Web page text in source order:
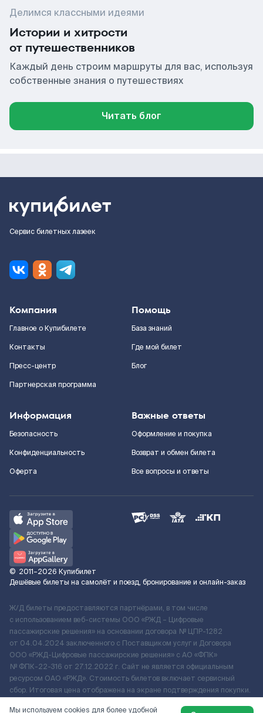
Делимся классными идеями
Истории и хитрости
от путешественников
Каждый день строим маршруты для вас, используя
собственные знания о путешествиях
Читать блог
Сервис билетных лазеек
Компания
Главное о Купибилете
Контакты
Пресс-центр
Партнерская программа
Помощь
База знаний
Где мой билет
Блог
Информация
Безопасность
Конфиденциальность
Оферта
Важные ответы
Оформление и покупка
Возврат и обмен билета
Все вопросы и ответы
© 2011–2026 Купибилет
Дешёвые билеты на самолёт и поезд, бронирование и онлайн-заказ
Ж/Д билеты предоставляются партнёрами, в том числе
с использованием веб-системы ООО «РЖД – Цифровые
пассажирские решения» на основании договора № ЦПР-1282
от 04.04.2024 заключенного с Поставщиком услуг и Договора
ООО «РЖД-Цифровые пассажирские решения» c АО «ФПК»
№ ФПК-22-316 от 27.12.2022 г. Сайт не является официальным
ресурсом ОАО «РЖД». Стоимость билетов включает сервисный
сбор. Итоговая цена отображена на экране подтверждения покупки.
Мы используем cookies для более удобной